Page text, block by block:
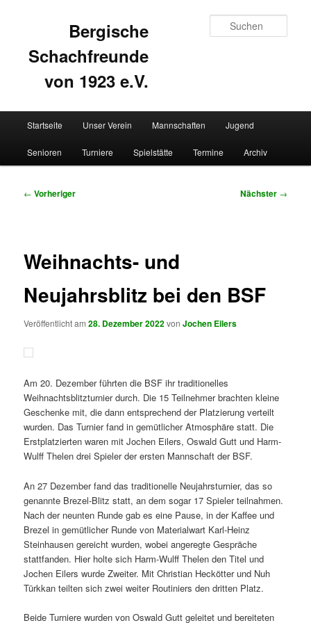
Bergische
Schachfreunde
von 1923 e.V.
Zum
primären
Zum
sekundären
Startseite Unser Verein Mannschaften Jugend
Senioren Turniere Spielstätte Termine Archiv
Beitragsnavigation
← Vorheriger Nächster →
Weihnachts- und
Neujahrsblitz bei den BSF
Veröffentlicht am28. Dezember 2022vonJochen Eilers
Am 20. Dezember führten die BSF ihr traditionelles
Weihnachtsblitzturnier durch. Die 15 Teilnehmer brachten kleine
Geschenke mit, die dann entsprechend der Platzierung verteilt
wurden. Das Turnier fand in gemütlicher Atmosphäre statt. Die
Erstplatzierten waren mit Jochen Eilers, Oswald Gutt und Harm-
Wulff Thelen drei Spieler der ersten Mannschaft der BSF.
An 27 Dezember fand das traditionelle Neujahrsturnier, das so
genannte Brezel-Blitz statt, an dem sogar 17 Spieler teilnahmen.
Nach der neunten Runde gab es eine Pause, in der Kaffee und
Brezel in gemütlicher Runde von Materialwart Karl-Heinz
Steinhausen gereicht wurden, wobei angeregte Gespräche
stattfanden. Hier holte sich Harm-Wulff Thelen den Titel und
Jochen Eilers wurde Zweiter. Mit Christian Heckötter und Nuh
Türkkan teilten sich zwei weiter Routiniers den dritten Platz.
Beide Turniere wurden von Oswald Gutt geleitet und bereiteten